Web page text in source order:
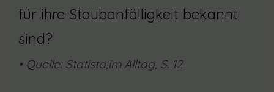
für ihre Staubanfälligkeit bekannt
sind?
• Quelle: Statista,im Alltag, S. 12